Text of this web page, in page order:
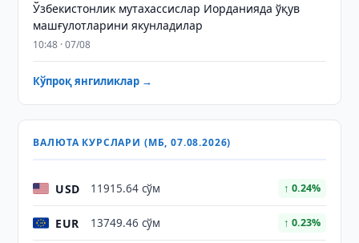
Ўзбекистонлик мутахассислар Иорданияда ўқув
машғулотларини якунладилар
10:48 · 07/08
Кўпроқ янгиликлар →
ВАЛЮТА КУРСЛАРИ (МБ, 07.08.2026)
USD 11915.64 сўм ↑ 0.24%
EUR 13749.46 сўм ↑ 0.23%